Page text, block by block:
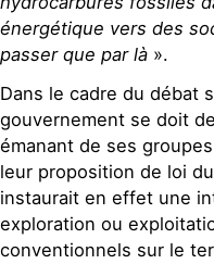
énergétique vers des
passer que par là ».
Dans le cadre du débat
gouvernement se doit
émanant de ses
leur proposition de loi
instaurait en effet une
exploration ou
conventionnels sur le